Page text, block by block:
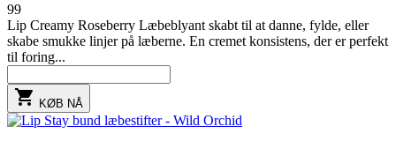
99
Lip Creamy Roseberry Læbeblyant skabt til at danne, fylde, eller
skabe smukke linjer på læberne. En cremet konsistens, der er perfekt
til foring...
 KØB NÅ